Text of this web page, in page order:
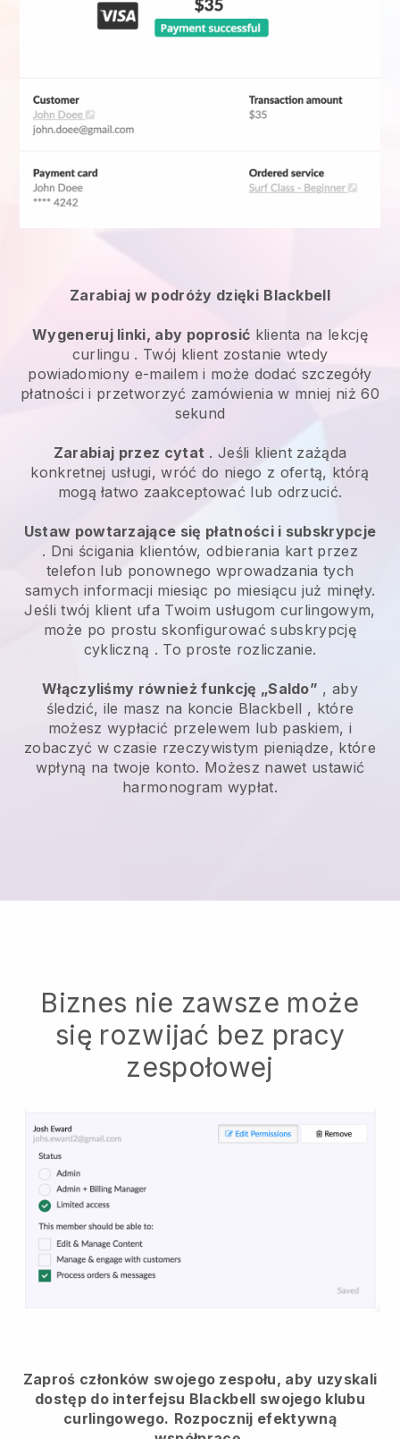
Zarabiaj w podróży dzięki Blackbell
Wygeneruj linki, aby poprosić klienta na lekcję
curlingu . Twój klient zostanie wtedy
powiadomiony e-mailem i może dodać szczegóły
płatności i przetworzyć zamówienia w mniej niż 60
sekund
Zarabiaj przez cytat . Jeśli klient zażąda
konkretnej usługi, wróć do niego z ofertą, którą
mogą łatwo zaakceptować lub odrzucić.
Ustaw powtarzające się płatności i subskrypcje
. Dni ścigania klientów, odbierania kart przez
telefon lub ponownego wprowadzania tych
samych informacji miesiąc po miesiącu już minęły.
Jeśli twój klient ufa Twoim usługom curlingowym,
może po prostu skonfigurować subskrypcję
cykliczną . To proste rozliczanie.
Włączyliśmy również funkcję „Saldo” , aby
śledzić, ile masz na koncie Blackbell , które
możesz wypłacić przelewem lub paskiem, i
zobaczyć w czasie rzeczywistym pieniądze, które
wpłyną na twoje konto. Możesz nawet ustawić
harmonogram wypłat.
Biznes nie zawsze może
się rozwijać bez pracy
zespołowej
Zaproś członków swojego zespołu, aby uzyskali
dostęp do interfejsu Blackbell swojego klubu
curlingowego. Rozpocznij efektywną